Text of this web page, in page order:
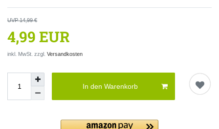
UVP 14,99 €
4,99 EUR
inkl. MwSt. zzgl. Versandkosten
In den Warenkorb